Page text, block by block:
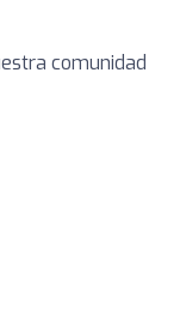
comunidad